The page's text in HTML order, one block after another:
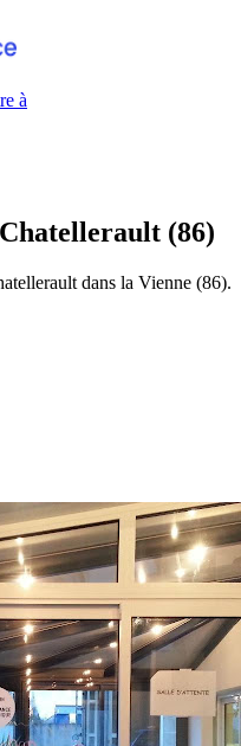
à
Chatellerault (86)
dans la Vienne (86).